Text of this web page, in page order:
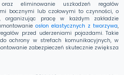
eliminowanie uszkodzeń regałów
bocznymi lub czołowymi to czynności, o
organizując pracę w każdym zakładzie
osłon elastycznych z tworzywa,
przed uderzeniami pojazdami. Takie
ochrony w strefach komunikacyjnych, w
zabezpieczeń skutecznie zwiększa